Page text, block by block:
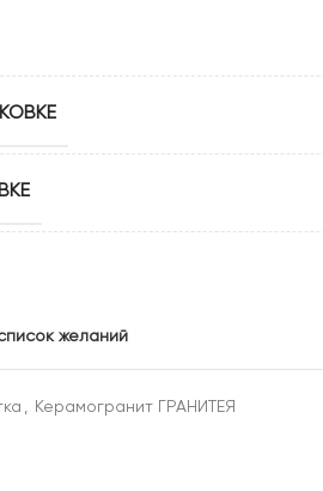
желаний
, Керамогранит ГРАНИТЕЯ